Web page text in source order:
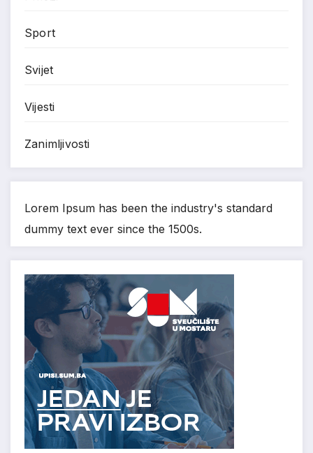
Sport
Svijet
Vijesti
Zanimljivosti
Lorem Ipsum has been the industry's standard
dummy text ever since the 1500s.